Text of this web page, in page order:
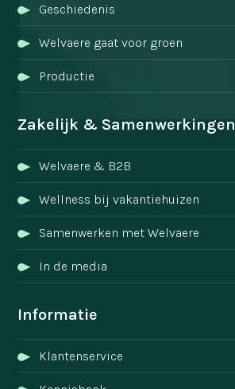
Geschiedenis
Welvaere gaat voor groen
Productie
Zakelijk & Samenwerkingen
Welvaere & B2B
Wellness bij vakantiehuizen
Samenwerken met Welvaere
In de media
Informatie
Klantenservice